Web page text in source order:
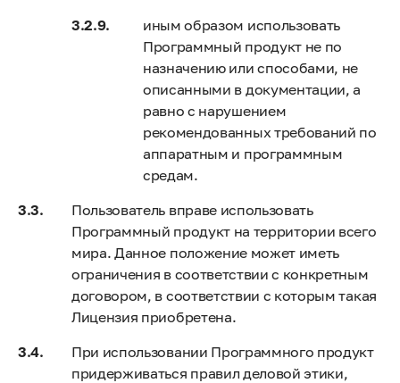
иным образом использовать
Программный продукт не по
назначению или способами, не
описанными в документации, а
равно с нарушением
рекомендованных требований по
аппаратным и программным
средам.
Пользователь вправе использовать
Программный продукт на территории всего
мира. Данное положение может иметь
ограничения в соответствии с конкретным
договором, в соответствии с которым такая
Лицензия приобретена.
При использовании Программного продукт
придерживаться правил деловой этики,